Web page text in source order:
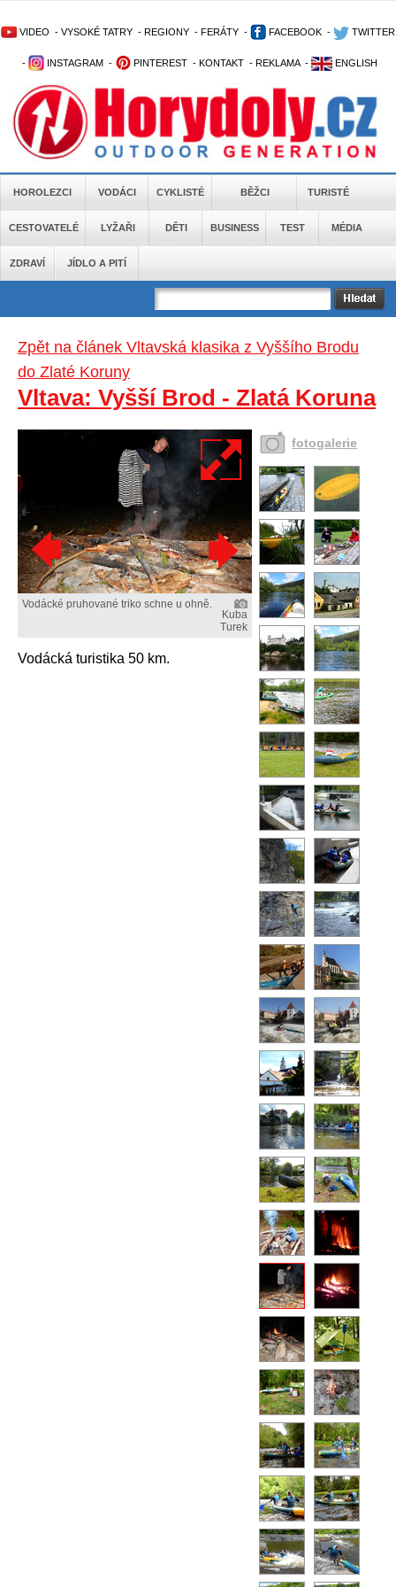
VIDEO - VYSOKÉ TATRY - REGIONY - FERÁTY - FACEBOOK - TWITTER
- INSTAGRAM - PINTEREST - KONTAKT - REKLAMA - ENGLISH
HOROLEZCI VODÁCI CYKLISTÉ BĚŽCI TURISTÉ
CESTOVATELÉ LYŽAŘI DĚTI BUSINESS TEST MÉDIA
ZDRAVÍ JÍDLO A PITÍ
Zpět na článek Vltavská klasika z Vyššího Brodu
do Zlaté Koruny
Vltava: Vyšší Brod - Zlatá Koruna
Vodácké pruhované triko schne u ohně.
Kuba
Turek
Vodácká turistika 50 km.
fotogalerie